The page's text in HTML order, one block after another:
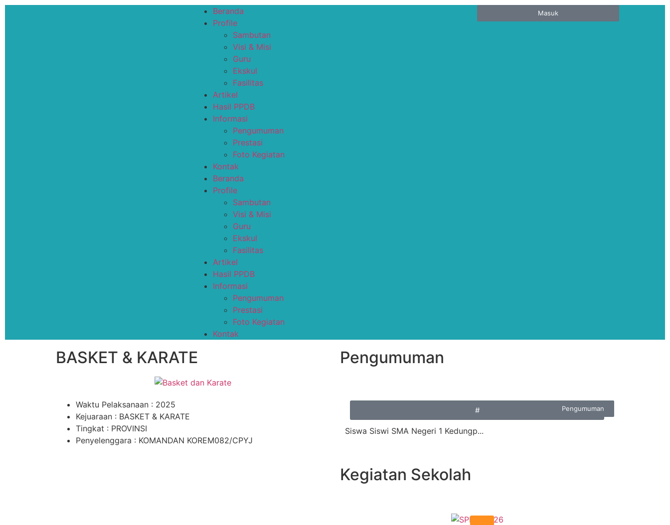
Beranda
Profile
Sambutan
Visi & Misi
Guru
Ekskul
Fasilitas
Artikel
Hasil PPDB
Informasi
Pengumuman
Prestasi
Foto Kegiatan
Kontak
Beranda
Profile
Sambutan
Visi & Misi
Guru
Ekskul
Fasilitas
Artikel
Hasil PPDB
Informasi
Pengumuman
Prestasi
Foto Kegiatan
Kontak
Masuk
BASKET & KARATE
Waktu Pelaksanaan : 2025
Kejuaraan : BASKET & KARATE
Tingkat : PROVINSI
Penyelenggara : KOMANDAN KOREM082/CPYJ
Pengumuman
Pengumuman
#
Siswa Siswi SMA Negeri 1 Kedungp...
Kegiatan Sekolah